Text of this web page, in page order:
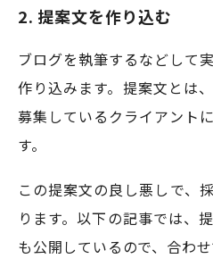
2. 提案文を作り込む
ブログを執筆するなどして
作り込みます。提案文とは
募集しているクライアント
す。
この提案文の良し悪しで、
ります。以下の記事では、
も公開しているので、合わ